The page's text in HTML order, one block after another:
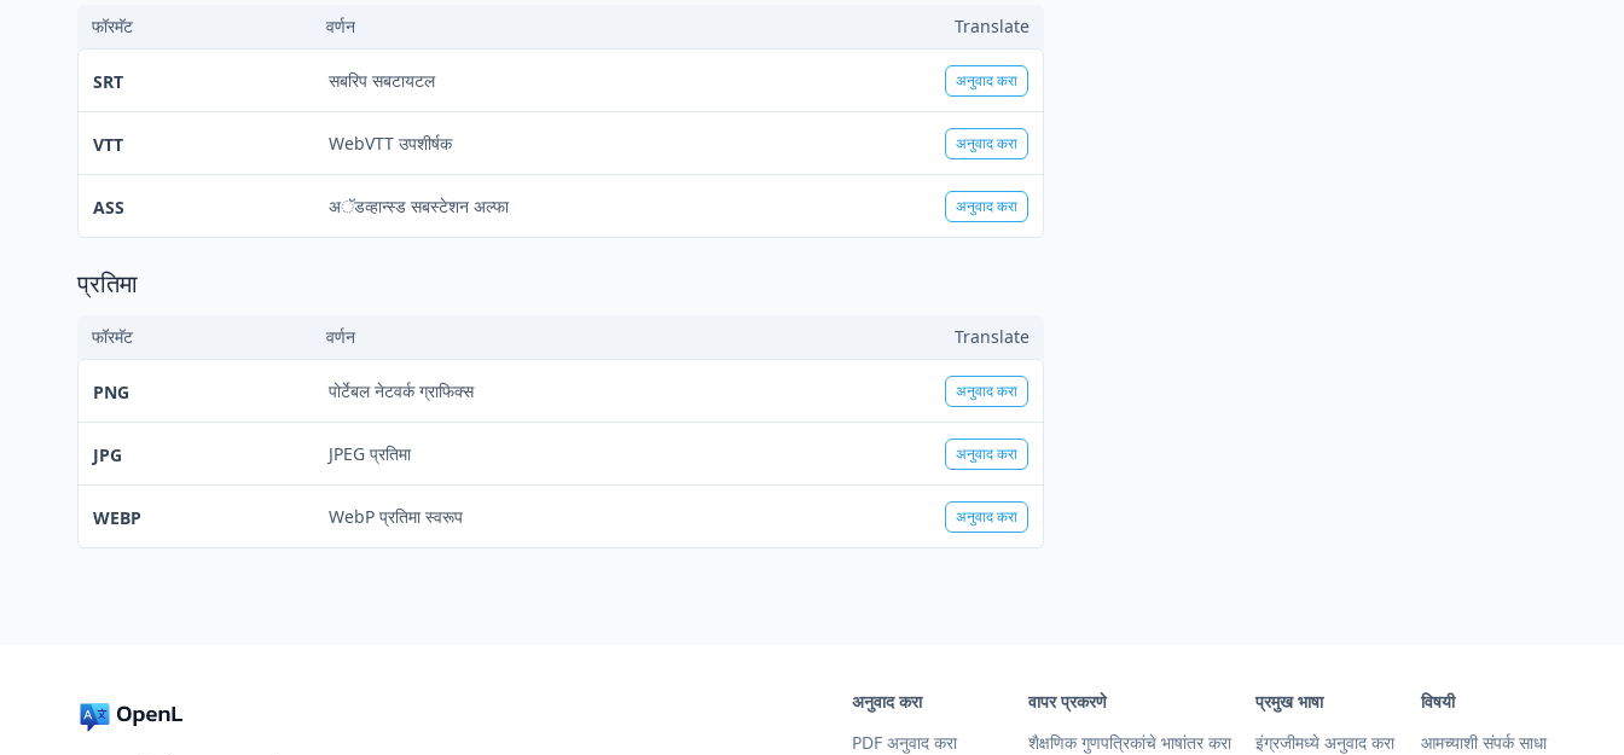
फॉरमॅट वर्णन Translate
SRT सबरिप सबटायटल अनुवाद करा
VTT WebVTT उपशीर्षक अनुवाद करा
ASS अॅडव्हान्स्ड सबस्टेशन अल्फा अनुवाद करा
प्रतिमा
फॉरमॅट वर्णन Translate
PNG पोर्टेबल नेटवर्क ग्राफिक्स अनुवाद करा
JPG JPEG प्रतिमा अनुवाद करा
WEBP WebP प्रतिमा स्वरूप अनुवाद करा
वापर प्रकरणे
शैक्षणिक गुणपत्रिकांचे भाषांतर करा
प्रमुख भाषा
इंग्रजीमध्ये अनुवाद करा
अनुवाद करा
PDF अनुवाद करा
विषयी
आमच्याशी संपर्क साधा